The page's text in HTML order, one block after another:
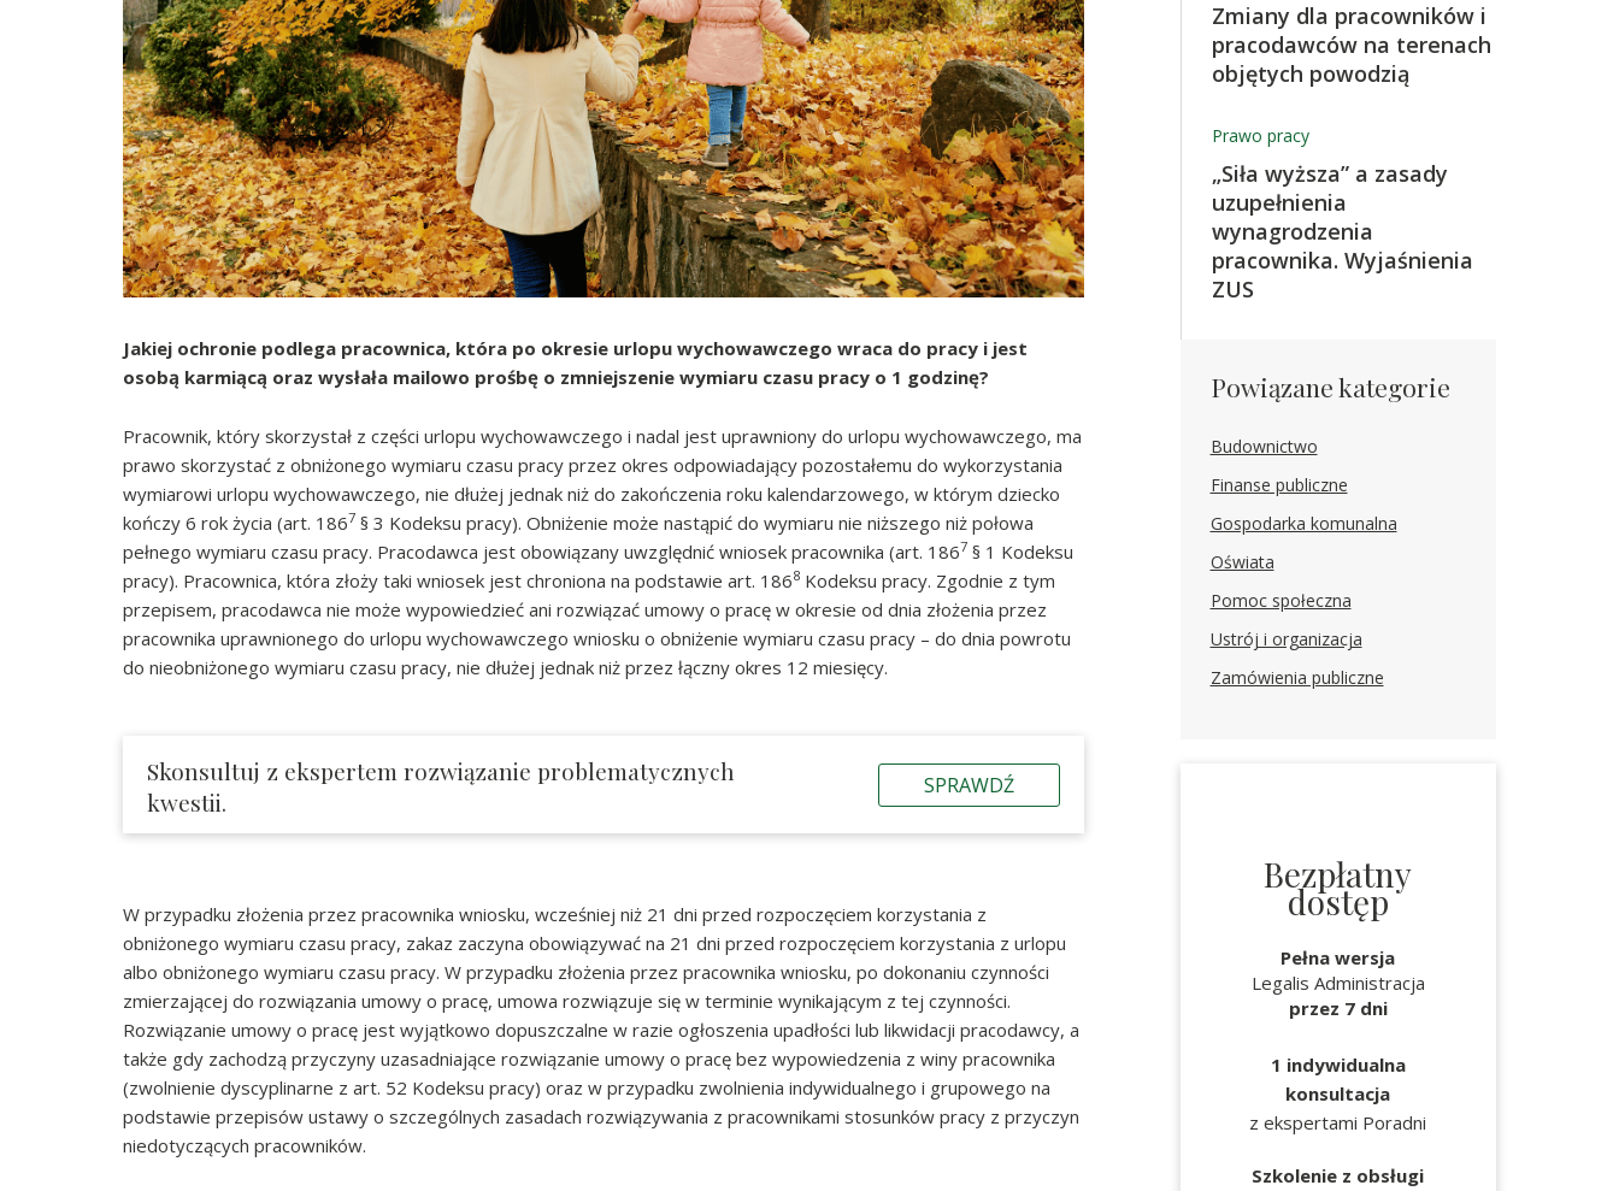
Jakiej ochronie podlega pracownica, która po okresie urlopu wychowawczego wraca do pracy i jest
osobą karmiącą oraz wysłała mailowo prośbę o zmniejszenie wymiaru czasu pracy o 1 godzinę?
Pracownik, który skorzystał z części urlopu wychowawczego i nadal jest uprawniony do urlopu wychowawczego, ma
prawo skorzystać z obniżonego wymiaru czasu pracy przez okres odpowiadający pozostałemu do wykorzystania
wymiarowi urlopu wychowawczego, nie dłużej jednak niż do zakończenia roku kalendarzowego, w którym dziecko
kończy 6 rok życia (art. 1867 § 3 Kodeksu pracy). Obniżenie może nastąpić do wymiaru nie niższego niż połowa
pełnego wymiaru czasu pracy. Pracodawca jest obowiązany uwzględnić wniosek pracownika (art. 1867 § 1 Kodeksu
pracy). Pracownica, która złoży taki wniosek jest chroniona na podstawie art. 1868 Kodeksu pracy. Zgodnie z tym
przepisem, pracodawca nie może wypowiedzieć ani rozwiązać umowy o pracę w okresie od dnia złożenia przez
pracownika uprawnionego do urlopu wychowawczego wniosku o obniżenie wymiaru czasu pracy – do dnia powrotu
do nieobniżonego wymiaru czasu pracy, nie dłużej jednak niż przez łączny okres 12 miesięcy.
Skonsultuj z ekspertem rozwiązanie problematycznych
kwestii.
SPRAWDŹ
W przypadku złożenia przez pracownika wniosku, wcześniej niż 21 dni przed rozpoczęciem korzystania z
obniżonego wymiaru czasu pracy, zakaz zaczyna obowiązywać na 21 dni przed rozpoczęciem korzystania z urlopu
albo obniżonego wymiaru czasu pracy. W przypadku złożenia przez pracownika wniosku, po dokonaniu czynności
zmierzającej do rozwiązania umowy o pracę, umowa rozwiązuje się w terminie wynikającym z tej czynności.
Rozwiązanie umowy o pracę jest wyjątkowo dopuszczalne w razie ogłoszenia upadłości lub likwidacji pracodawcy, a
także gdy zachodzą przyczyny uzasadniające rozwiązanie umowy o pracę bez wypowiedzenia z winy pracownika
(zwolnienie dyscyplinarne z art. 52 Kodeksu pracy) oraz w przypadku zwolnienia indywidualnego i grupowego na
podstawie przepisów ustawy o szczególnych zasadach rozwiązywania z pracownikami stosunków pracy z przyczyn
niedotyczących pracowników.
Zmiany dla pracowników i
pracodawców na terenach
objętych powodzią
Prawo pracy
„Siła wyższa” a zasady
uzupełnienia
wynagrodzenia
pracownika. Wyjaśnienia
ZUS
Powiązane kategorie
Budownictwo
Finanse publiczne
Gospodarka komunalna
Oświata
Pomoc społeczna
Ustrój i organizacja
Zamówienia publiczne
Bezpłatny
dostęp
Pełna wersja
Legalis Administracja
przez 7 dni
1 indywidualna
konsultacja
z ekspertami Poradni
Szkolenie z obsługi